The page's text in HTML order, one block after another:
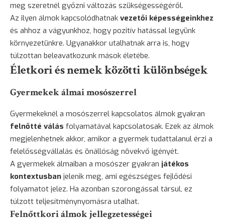
meg szeretnél győzni változás szükségességéről.
Az ilyen álmok kapcsolódhatnak vezetői képességeinkhez
és ahhoz a vágyunkhoz, hogy pozitív hatással legyünk
környezetünkre. Ugyanakkor utalhatnak arra is, hogy
túlzottan beleavatkozunk mások életébe.
Életkori és nemek közötti különbségek
Gyermekek álmai mosószerrel
Gyermekeknél a mosószerrel kapcsolatos álmok gyakran
felnőtté válás folyamatával kapcsolatosak. Ezek az álmok
megjelenhetnek akkor, amikor a gyermek tudattalanul érzi a
felelősségvállalás és önállóság növekvő igényét.
A gyermekek álmaiban a mosószer gyakran játékos
kontextusban jelenik meg, ami egészséges fejlődési
folyamatot jelez. Ha azonban szorongással társul, ez
túlzott teljesítménynyomásra utalhat.
Felnőttkori álmok jellegzetességei